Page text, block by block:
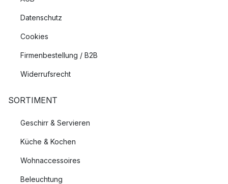
Datenschutz
Cookies
Firmenbestellung / B2B
Widerrufsrecht
SORTIMENT
Geschirr & Servieren
Küche & Kochen
Wohnaccessoires
Beleuchtung